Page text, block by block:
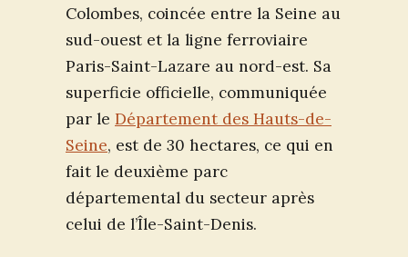
Colombes, coincée entre la Seine au
sud-ouest et la ligne ferroviaire
Paris-Saint-Lazare au nord-est. Sa
superficie officielle, communiquée
par le Département des Hauts-de-
Seine, est de 30 hectares, ce qui en
fait le deuxième parc
départemental du secteur après
celui de l’Île-Saint-Denis.